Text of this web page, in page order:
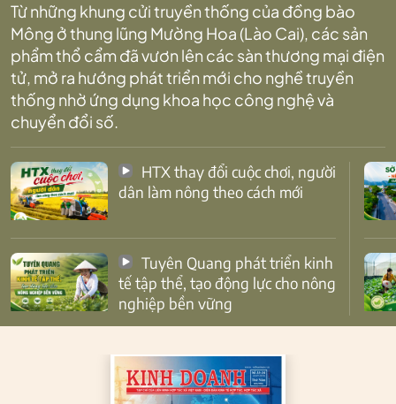
Từ những khung cửi truyền thống của đồng bào
Mông ở thung lũng Mường Hoa (Lào Cai), các sản
phẩm thổ cẩm đã vươn lên các sàn thương mại điện
tử, mở ra hướng phát triển mới cho nghề truyền
thống nhờ ứng dụng khoa học công nghệ và
chuyển đổi số.
dân làm nông theo cách mới
tế tập thể, tạo động lực cho nông
nghiệp bền vững